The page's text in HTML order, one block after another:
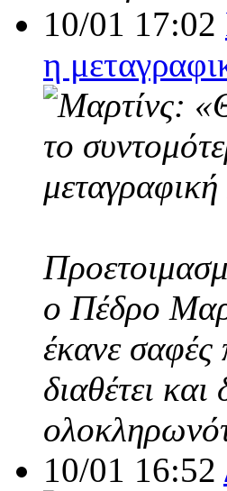
10/01 17:02
η
ο Πέδρο
έκανε σαφές
διαθέτει
10/01 16:52